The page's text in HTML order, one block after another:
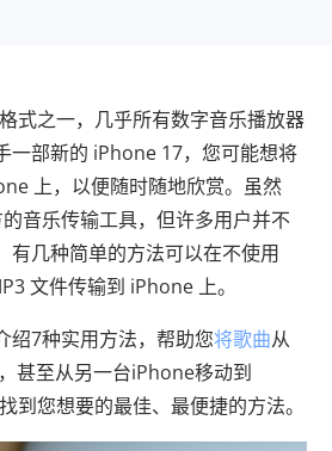
式之一，几乎所有数字音乐播放器
一部新的 iPhone 17，您可能想将
上，以便随时随地欣赏。虽然
音乐传输工具，但许多用户并不
有几种简单的方法可以在不使用
文件传输到 iPhone 上。
绍7种实用方法，帮助您将歌曲从
甚至从另一台iPhone移动到
到您想要的最佳、最便捷的方法。